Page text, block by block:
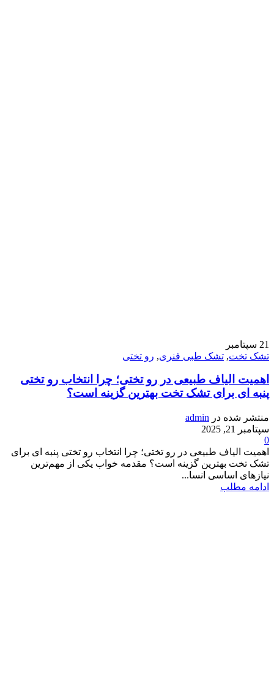
21 سپتامبر
تشک تخت, تشک طبی فنری, رو تختی
اهمیت الیاف طبیعی در رو تختی؛ چرا انتخاب رو تختی
پنبه ای برای تشک تخت بهترین گزینه است؟
منتشر شده در admin
سپتامبر 21, 2025
0
اهمیت الیاف طبیعی در رو تختی؛ چرا انتخاب رو تختی پنبه ای برای
تشک تخت بهترین گزینه است؟ مقدمه خواب یکی از مهم‌ترین
نیازهای اساسی انسا...
ادامه مطلب